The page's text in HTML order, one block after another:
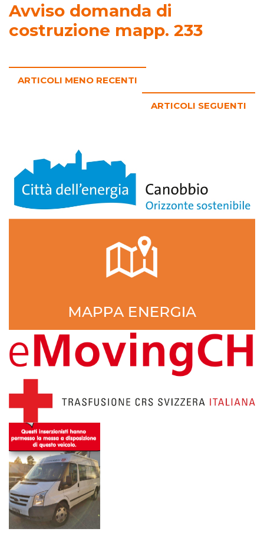
Avviso domanda di
costruzione mapp. 233
ARTICOLI MENO RECENTI
ARTICOLI SEGUENTI